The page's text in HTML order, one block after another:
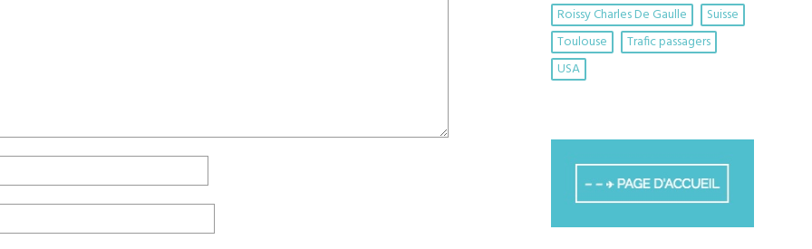
Roissy Charles De Gaulle
Suisse
Toulouse
Trafic passagers
USA